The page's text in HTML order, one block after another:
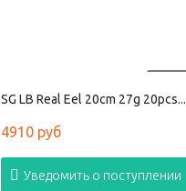
SG LB Real Eel 20cm 27g 20pcs...
4910 руб
Уведомить о поступлении